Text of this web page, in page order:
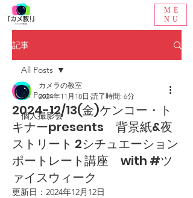
ME
NU
記事
All Posts
個人撮影会
All Posts
2024-12/13(金)ケンコー・ト
キナーpresents 背景紙&夜
ストリート 2シチュエーション
ポートレート講座 with #ツ
ァイスウィーク
カメラの教室
2024年11月18日 読了時間: 6分
更新日： 2024年12月12日